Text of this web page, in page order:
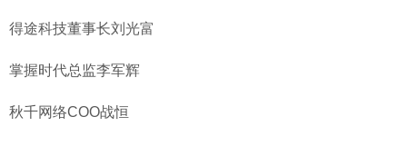
得途科技董事长刘光富
掌握时代总监李军辉
秋千网络COO战恒